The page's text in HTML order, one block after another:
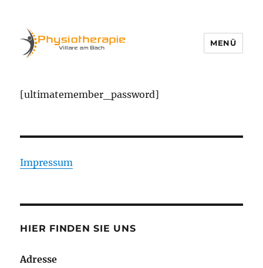
MENÜ
[ultimatemember_password]
Impressum
HIER FINDEN SIE UNS
Adresse